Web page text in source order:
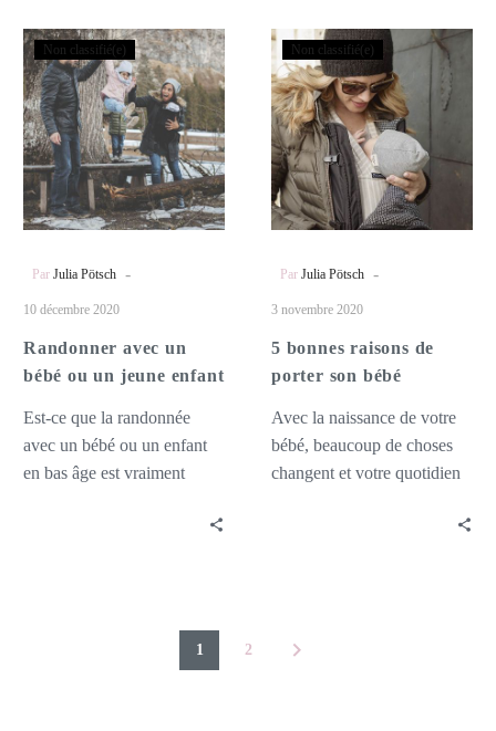
une polaire ou une laine.
doivent
Randonner
avec
un
bébé
ou
un
jeune
enfant
Non classifié(e)
Par Julia Pötsch -
10 décembre 2020
Randonner avec un
bébé ou un jeune enfant
Est-ce que la randonnée
avec un bébé ou un enfant
en bas âge est vraiment
5
bonnes
raisons
de
porter
son
bébé
Non classifié(e)
Par Julia Pötsch -
3 novembre 2020
5 bonnes raisons de
porter son bébé
Avec la naissance de votre
bébé, beaucoup de choses
changent et votre quotidien
1 2